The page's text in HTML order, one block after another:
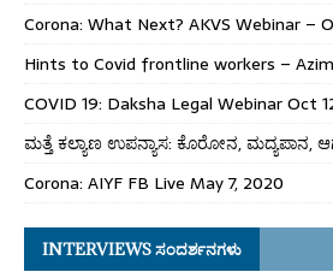
Corona: What Next? AKVS Webinar –
Hints to Covid frontline workers –
COVID 19: Daksha Legal Webinar Oct
ಮತ್ತೆ ಕಲ್ಯಾಣ ಉಪನ್ಯಾಸ: ಕೊರೋನ, ಮದ್ಯಪಾನ,
Corona: AIYF FB Live May 7, 2020
INTERVIEWS ಸಂದರ್ಶನಗಳು